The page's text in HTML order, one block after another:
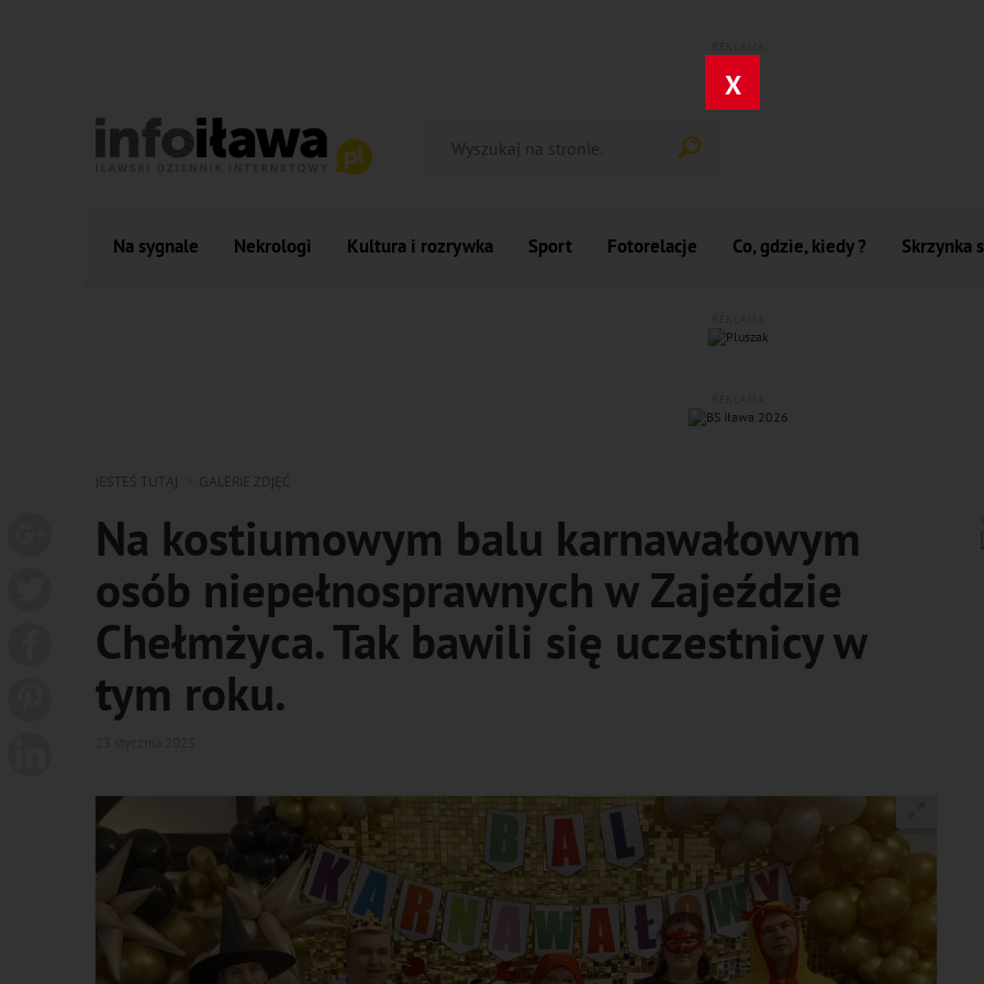
X
Na sygnale Nekrologi Kultura i rozrywka Sport Fotorelacje Co, gdzie, kiedy ? Skrzynka
JESTEŚ TUTAJ GALERIE ZDJĘĆ
Na kostiumowym balu karnawałowym
osób niepełnosprawnych w Zajeździe
Chełmżyca. Tak bawili się uczestnicy w
tym roku.